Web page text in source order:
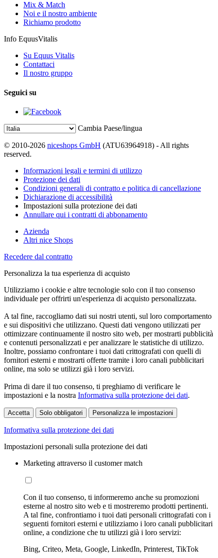
Mix & Match
Noi e il nostro ambiente
Richiamo prodotto
Info EquusVitalis
Su Equus Vitalis
Contattaci
Il nostro gruppo
Seguici su
Cambia Paese/lingua
© 2010-2026 niceshops GmbH (ATU63964918) - All rights
reserved.
Informazioni legali e termini di utilizzo
Protezione dei dati
Condizioni generali di contratto e politica di cancellazione
Dichiarazione di accessibilità
Impostazioni sulla protezione dei dati
Annullare qui i contratti di abbonamento
Azienda
Altri nice Shops
Recedere dal contratto
Personalizza la tua esperienza di acquisto
Utilizziamo i cookie e altre tecnologie solo con il tuo consenso
individuale per offrirti un'esperienza di acquisto personalizzata.
A tal fine, raccogliamo dati sui nostri utenti, sul loro comportamento
e sui dispositivi che utilizzano. Questi dati vengono utilizzati per
ottimizzare continuamente il nostro sito web, per mostrarti pubblicità
e contenuti personalizzati e per analizzare le statistiche di utilizzo.
Inoltre, possiamo confrontare i tuoi dati crittografati con quelli di
fornitori esterni e mostrarti offerte tramite i loro canali pubblicitari
online, ma solo se utilizzi già i loro servizi.
Prima di dare il tuo consenso, ti preghiamo di verificare le
impostazioni e la nostra Informativa sulla protezione dei dati.
Accetta Solo obbligatori Personalizza le impostazioni
Informativa sulla protezione dei dati
Impostazioni personali sulla protezione dei dati
Marketing attraverso il customer match
Con il tuo consenso, ti informeremo anche su promozioni
esterne al nostro sito web e ti mostreremo prodotti pertinenti.
A tal fine, confrontiamo i tuoi dati personali crittografati con i
seguenti fornitori esterni e utilizziamo i loro canali pubblicitari
online, a condizione che tu utilizzi già i loro servizi:
Bing, Criteo, Meta, Google, LinkedIn, Printerest, TikTok